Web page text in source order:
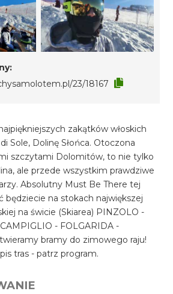
23/18167
zakątków włoskich
Sole, Dolinę Słońca. Otoczona
szczytami Dolomitów, to nie tylko
ale przede wszystkim prawdziwe
Absolutny Must Be There tej
będziecie na stokach największej
na świcie (Skiarea) PINZOLO -
- FOLGARIDA -
bramy do zimowego raju!
tras - patrz program.